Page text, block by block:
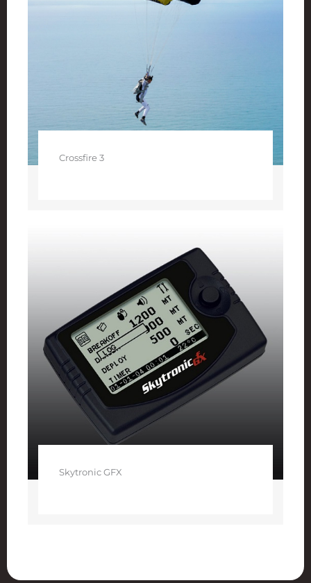
Crossfire 3
Skytronic GFX